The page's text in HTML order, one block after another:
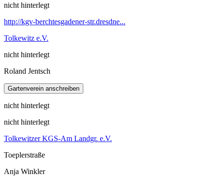
nicht hinterlegt
http://kgv-berchtesgadener-str.dresdne...
Tolkewitz e.V.
nicht hinterlegt
Roland Jentsch
nicht hinterlegt
nicht hinterlegt
Tolkewitzer KGS-Am Landgr. e.V.
Toeplerstraße
Anja Winkler